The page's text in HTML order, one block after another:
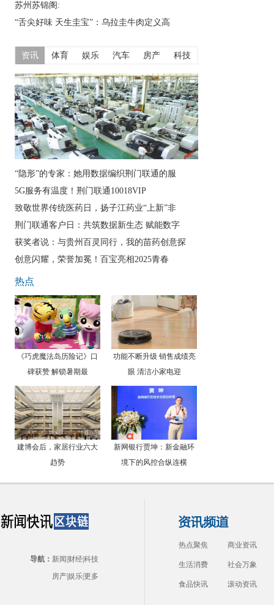
苏州苏锦阁:
“舌尖好味 天生圭宝”：乌拉圭牛肉定义高
资讯 体育 娱乐 汽车 房产 科技
“隐形”的专家：她用数据编织荆门联通的服
5G服务有温度！荆门联通10018VIP
致敬世界传统医药日，扬子江药业“上新”非
荆门联通客户日：共筑数据新生态 赋能数字
获奖者说：与贵州百灵同行，我的苗药创意探
创意闪耀，荣誉加冕！百宝亮相2025青春
热点
《巧虎魔法岛历险记》口
碑获赞 解锁暑期最
功能不断升级 销售成绩亮
眼 清洁小家电迎
建博会后，家居行业六大
趋势
新网银行贾坤：新金融环
境下的风控合纵连横
导航： 新闻 财经科技
房产娱乐更多
热点聚焦 商业资讯
生活消费 社会万象
食品快讯 滚动资讯